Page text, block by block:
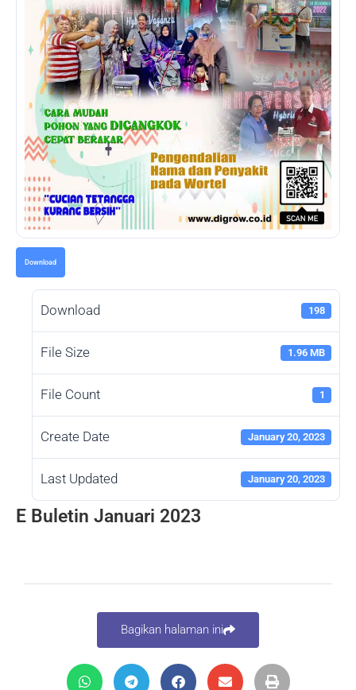
Download
Download 198
File Size 1.96 MB
File Count 1
Create Date January 20, 2023
Last Updated January 20, 2023
E Buletin Januari 2023
Bagikan halaman ini